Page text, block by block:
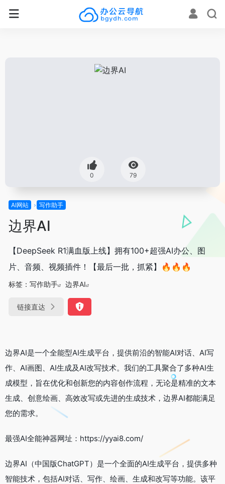
0 79
AI网站 写作助手
边界AI
【DeepSeek R1满血版上线】拥有100+超强AI办公、图
片、音频、视频插件！【最后一批，抓紧】🔥🔥🔥
标签： 写作助手 边界AI
链接直达
边界AI是一个全能型AI生成平台，提供前沿的智能AI对话、AI写
作、AI画图、AI生成及AI改写技术。我们的工具聚合了多种AI生
成模型，旨在优化和创新您的内容创作流程，无论是精准的文本
生成、创意绘画、高效改写或先进的生成技术，边界AI都能满足
您的需求。
最强AI全能神器网址：https://yyai8.com/
边界AI（中国版ChatGPT）是一个全面的AI生成平台，提供多种
智能技术，包括AI对话、写作、绘画、生成和改写等功能。该平